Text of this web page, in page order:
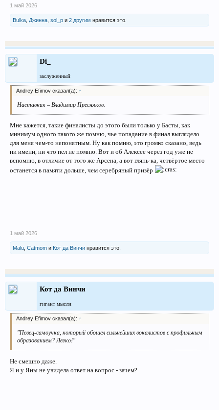
1 май 2026
Bulka Джинна sol_p и 2 другим нравится это.
Di_
заслуженный
Andrey Efimov сказал(а): ↑
Наставник – Владимир Пресняков.
Мне кажется, такие финалисты до этого были только у Басты, как
минимум одного такого же помню, чье попадание в финал выглядело
для меня чем-то непонятным. Ну как помню, это громко сказано, ведь
ни имени, ни что пел не помню. Вот и об Алексее через год уже не
вспомню, в отличие от того же Арсена, а вот глянь-ка, четвёртое место
останется в памяти дольше, чем серебряный призёр
1 май 2026
Malu, Catmom и Кот да Винчи нравится это.
Кот да Винчи
гигант мысли
Andrey Efimov сказал(а): ↑
"Певец-самоучка, который обошел сильнейших вокалистов с профильным
образованием? Легко!"
Не смешно даже.
Я и у Яны не увидела ответ на вопрос - зачем?